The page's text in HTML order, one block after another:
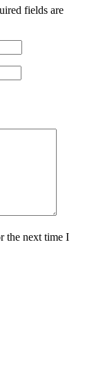
fields are
the next time I